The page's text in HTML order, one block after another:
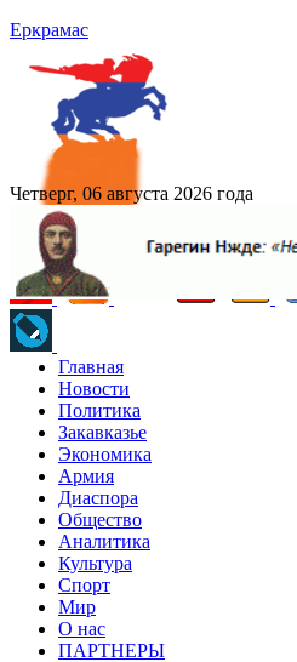
Еркрамас
Четверг, 06 августа 2026 года
Главная
Новости
Политика
Закавказье
Экономика
Армия
Диаспора
Общество
Аналитика
Культура
Спорт
Мир
О нас
ПАРТНЕРЫ